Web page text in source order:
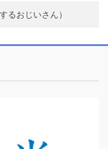
おじいさん）